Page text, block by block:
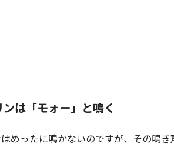
ンは「モォー」と鳴く
めったに鳴かないのですが、その鳴き